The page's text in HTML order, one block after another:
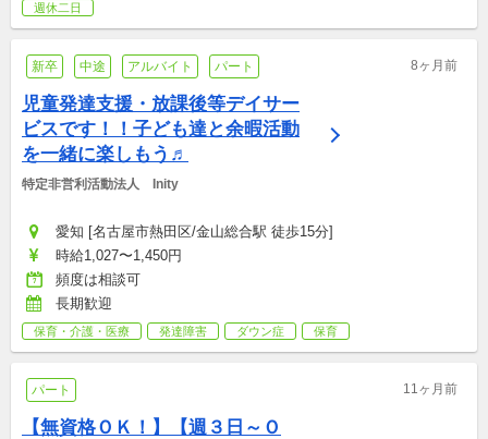
週休二日
新卒 中途 アルバイト パート 8ヶ月前
児童発達支援・放課後等デイサー
ビスです！！子ども達と余暇活動
を一緒に楽しもう♬
特定非営利活動法人　Inity
愛知 [名古屋市熱田区/金山総合駅 徒歩15分]
時給1,027〜1,450円
頻度は相談可
長期歓迎
保育・介護・医療 発達障害 ダウン症 保育
パート 11ヶ月前
【無資格ＯＫ！】【週３日～Ｏ